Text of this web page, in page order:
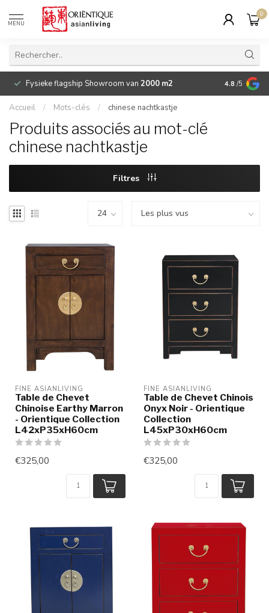
MENU
0
Fysieke flagship Showroom van 2000 m2 Betaalbare
4.8 /5
Accueil / Mots-clés / chinese nachtkastje
Produits associés au mot-clé
chinese nachtkastje
Filtres
FINE ASIANLIVING
Table de Chevet
Chinoise Earthy Marron
- Orientique Collection
L42xP35xH60cm
€325,00
FINE ASIANLIVING
Table de Chevet Chinois
Onyx Noir - Orientique
Collection
L45xP30xH60cm
€325,00